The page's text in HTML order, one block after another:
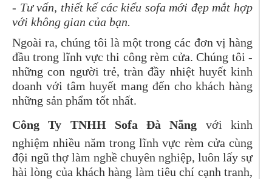
- Tư vấn, thiết kế các kiểu sofa mới đẹp mắt hợp
với không gian của bạn.
Ngoài ra, chúng tôi là một trong các đơn vị hàng
đầu trong lĩnh vực thi công rèm cửa. Chúng tôi -
những con người trẻ, tràn đầy nhiệt huyết kinh
doanh với tâm huyết mang đến cho khách hàng
những sản phẩm tốt nhất.
Công Ty TNHH Sofa Đà Nẵng với kinh
nghiệm nhiều năm trong lĩnh vực rèm cửa cùng
đội ngũ thợ làm nghề chuyên nghiệp, luôn lấy sự
hài lòng của khách hàng làm tiêu chí cạnh tranh,